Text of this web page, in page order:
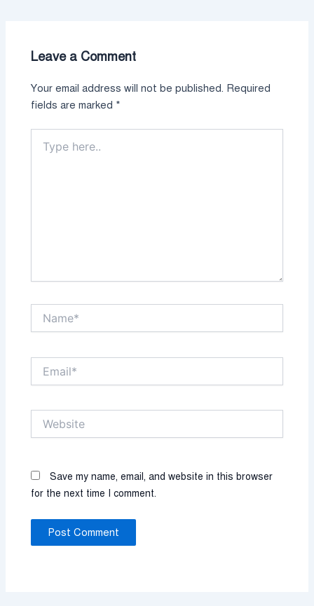
Leave a Comment
Your email address will not be published. Required
fields are marked *
here..
Save my name, email, and website in this browser
for the next time I comment.